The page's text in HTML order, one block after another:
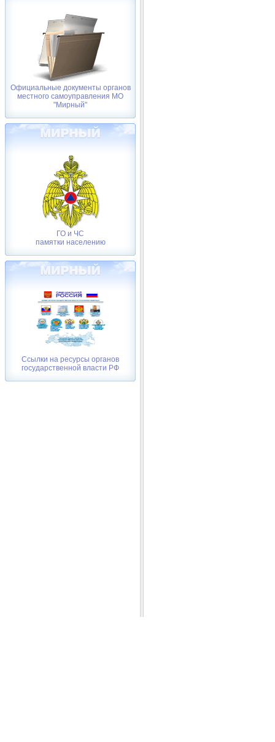
Официальные документы органов
местного самоуправления МО
"Мирный"
ГО и ЧС
памятки населению
Ссылки на ресурсы органов
государственной власти РФ